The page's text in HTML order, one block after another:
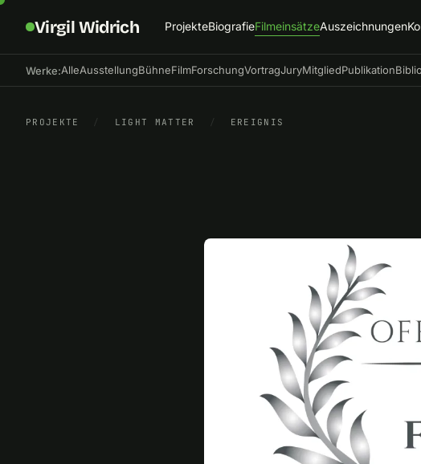
Virgil Widrich ProjekteBiografieFilmeinsätzeAuszeichnungen
Werke:AlleAusstellungBühneFilmForschungVortragJuryMitgliedPublikation
PROJEKTE / LIGHT MATTER / EREIGNIS